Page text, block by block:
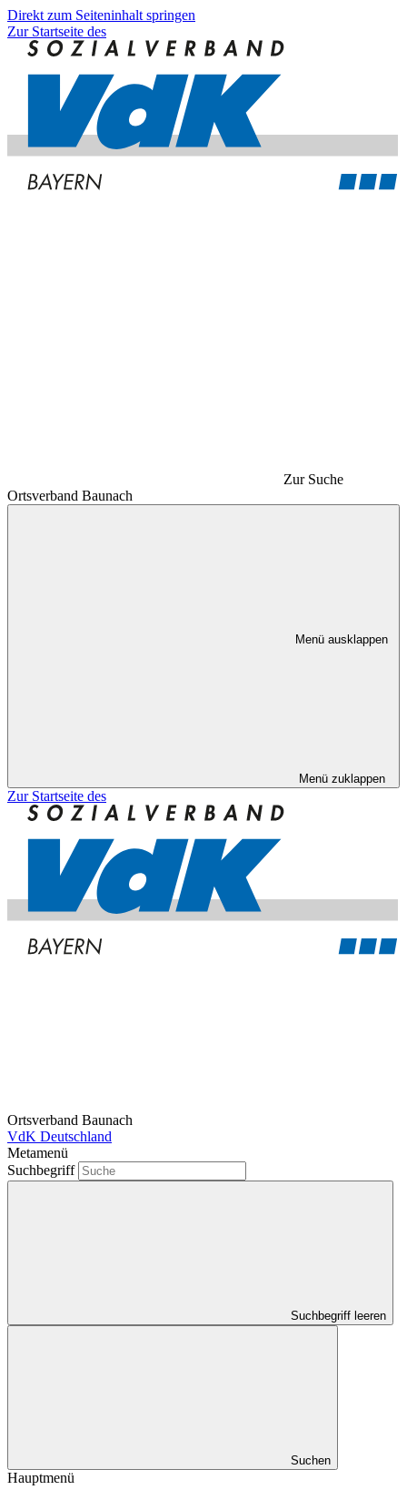
Direkt zum Seiteninhalt springen
Zur Startseite des
Zur Suche
Ortsverband Baunach
Menü ausklappen
Menü zuklappen
Zur Startseite des
Ortsverband Baunach
VdK Deutschland
Metamenü
Suchbegriff
Suchbegriff leeren
Suchen
Hauptmenü